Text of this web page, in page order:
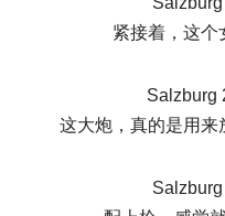
紧接着，这个
这大炮，真的是用来